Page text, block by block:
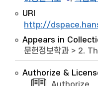
URI
http://
Appears in
문헌정보학과 > 2.
Authorize &